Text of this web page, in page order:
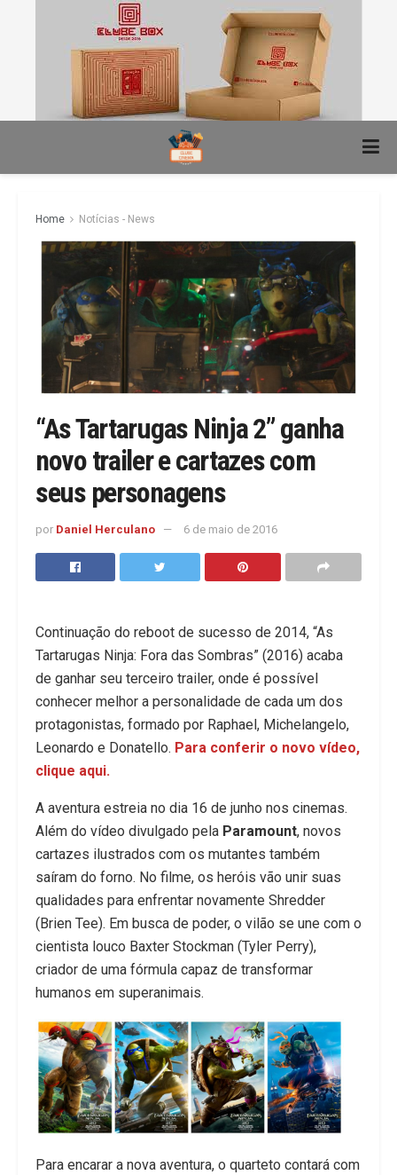
Home Notícias - News
“As Tartarugas Ninja 2” ganha
novo trailer e cartazes com
seus personagens
por Daniel Herculano 6 de maio de 2016
Continuação do reboot de sucesso de 2014, “As
Tartarugas Ninja: Fora das Sombras” (2016) acaba
de ganhar seu terceiro trailer, onde é possível
conhecer melhor a personalidade de cada um dos
protagonistas, formado por Raphael, Michelangelo,
Leonardo e Donatello. Para conferir o novo vídeo,
clique aqui.
A aventura estreia no dia 16 de junho nos cinemas.
Além do vídeo divulgado pela Paramount, novos
cartazes ilustrados com os mutantes também
saíram do forno. No filme, os heróis vão unir suas
qualidades para enfrentar novamente Shredder
(Brien Tee). Em busca de poder, o vilão se une com o
cientista louco Baxter Stockman (Tyler Perry),
criador de uma fórmula capaz de transformar
humanos em superanimais.
Para encarar a nova aventura, o quarteto contará com